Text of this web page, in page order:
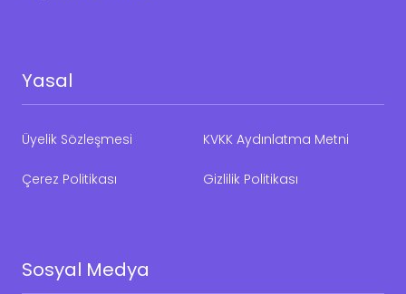
Yasal
Üyelik Sözleşmesi KVKK Aydınlatma Metni
Çerez Politikası Gizlilik Politikası
Sosyal Medya